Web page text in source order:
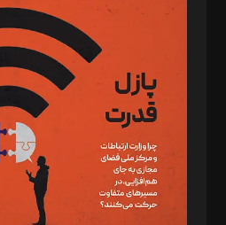
د‌بیر پیوست جهان: مینا پاکدل
د‌بیر تحریریه آنلاین: بابک نقاش
تحریریه‌: مجتبی محمود‌ی، آرش برهمند،
مصطفی مسجدی آرانی، ابوالفضل رجبی،
رستمی،مصطفی باستان
ویرایش: نگار استاد‌‌آقا
طراح یونیفرم: مجید توکلی
فیلمبرداری و عکاسی: امیر شفیعی، مانی
گرافیک و صفحه‌آرایی: سید‌سبحان‌علی ثابت